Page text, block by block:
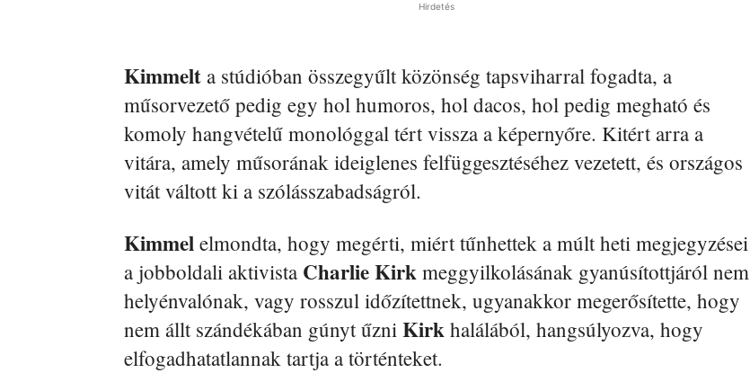
Hirdetés
Kimmelt a stúdióban összegyűlt közönség tapsviharral fogadta, a
műsorvezető pedig egy hol humoros, hol dacos, hol pedig megható és
komoly hangvételű monológgal tért vissza a képernyőre. Kitért arra a
vitára, amely műsorának ideiglenes felfüggesztéséhez vezetett, és országos
vitát váltott ki a szólásszabadságról.
Kimmel elmondta, hogy megérti, miért tűnhettek a múlt heti megjegyzései
a jobboldali aktivista CharlieKirk meggyilkolásának gyanúsítottjáról nem
helyénvalónak, vagy rosszul időzítettnek, ugyanakkor megerősítette, hogy
nem állt szándékában gúnyt űzni Kirk halálából, hangsúlyozva, hogy
elfogadhatatlannak tartja a történteket.